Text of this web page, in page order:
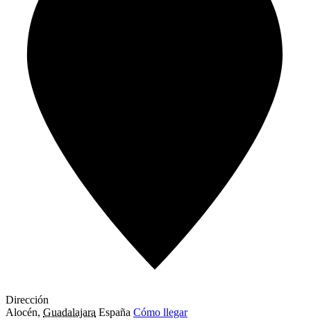
Dirección
Alocén, Guadalajara España Cómo llegar